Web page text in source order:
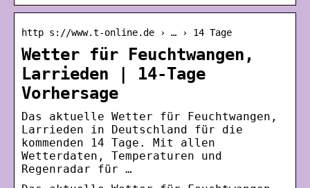
http s://www.t-online.de › … › 14 Tage
Wetter für Feuchtwangen,
Larrieden | 14-Tage
Vorhersage
Das aktuelle Wetter für Feuchtwangen,
Larrieden in Deutschland für die
kommenden 14 Tage. Mit allen
Wetterdaten, Temperaturen und
Regenradar für …